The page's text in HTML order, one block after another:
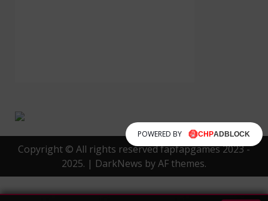
Copyright © All rights reserved fapfapgames 2023 -
2025. | DarkNews by AF themes.
POWERED BY